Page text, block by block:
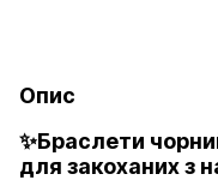
Опис
✨Браслети
для закоханих з